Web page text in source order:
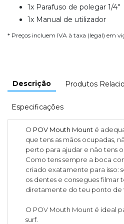
1x Parafuso de polegar 1/4"
1x Manual de utilizador
* Preços incluem IVA à taxa (legal) em
Descrição Produtos
Especificações
O POV Mouth Mount é
que tens as mãos ocupadas,
perto para ajudar e não tens
Como tens sempre a boca
criado exatamente para isso:
os dentes e consegues filmar
diretamente do teu ponto de
O POV Mouth Mount é ideal
surf.